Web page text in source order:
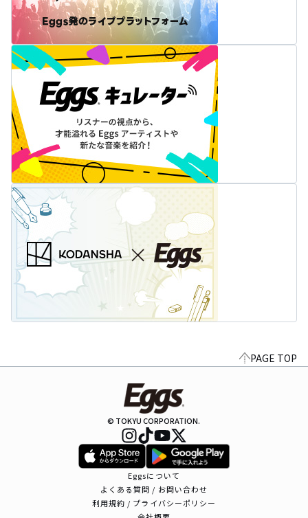
PAGE TOP
© TOKYU CORPORATION.
Eggsについて
よくある質問 / お問い合わせ
利用規約 / プライバシーポリシー